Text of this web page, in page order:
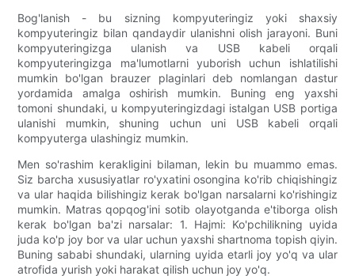
Bog'lanish - bu sizning kompyuteringiz yoki shaxsiy
kompyuteringiz bilan qandaydir ulanishni olish jarayoni. Buni
kompyuteringizga ulanish va USB kabeli orqali
kompyuteringizga ma'lumotlarni yuborish uchun ishlatilishi
mumkin bo'lgan brauzer plaginlari deb nomlangan dastur
yordamida amalga oshirish mumkin. Buning eng yaxshi
tomoni shundaki, u kompyuteringizdagi istalgan USB portiga
ulanishi mumkin, shuning uchun uni USB kabeli orqali
kompyuterga ulashingiz mumkin.
Men so'rashim kerakligini bilaman, lekin bu muammo emas.
Siz barcha xususiyatlar ro'yxatini osongina ko'rib chiqishingiz
va ular haqida bilishingiz kerak bo'lgan narsalarni ko'rishingiz
mumkin. Matras qopqog'ini sotib olayotganda e'tiborga olish
kerak bo'lgan ba'zi narsalar: 1. Hajmi: Ko'pchilikning uyida
juda ko'p joy bor va ular uchun yaxshi shartnoma topish qiyin.
Buning sababi shundaki, ularning uyida etarli joy yo'q va ular
atrofida yurish yoki harakat qilish uchun joy yo'q.